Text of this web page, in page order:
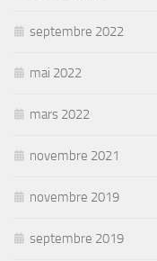
septembre 2022
mai 2022
mars 2022
novembre 2021
novembre 2019
septembre 2019